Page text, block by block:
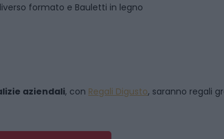
formato e Bauletti in legno
aziendali, con Regali Digusto, saranno regali